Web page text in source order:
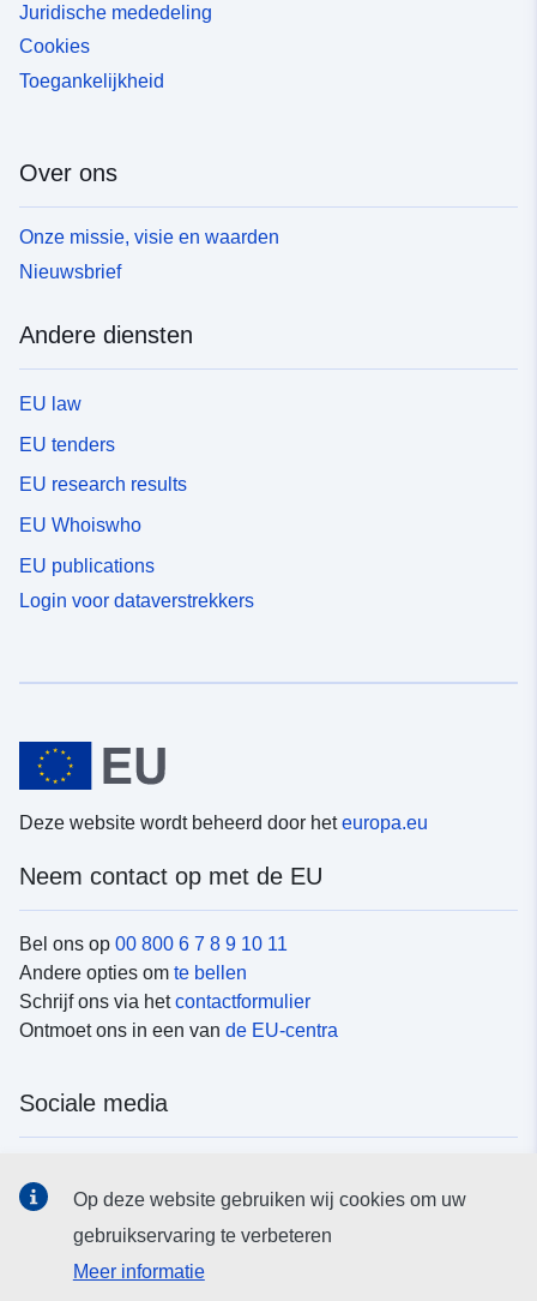
Juridische mededeling
Cookies
Toegankelijkheid
Over ons
Onze missie, visie en waarden
Nieuwsbrief
Andere diensten
EU law
EU tenders
EU research results
EU Whoiswho
EU publications
Login voor dataverstrekkers
Deze website wordt beheerd door heteuropa.eu
Neem contact op met de EU
Bel ons op 00 800 6 7 8 9 10 11
Andere opties om te bellen
Schrijf ons via hetcontactformulier
Ontmoet ons in een van de EU-centra
Sociale media
EU-instellingen en -organen
Op deze website gebruiken wij cookies om uw
gebruikservaring te verbeteren
Meer informatie